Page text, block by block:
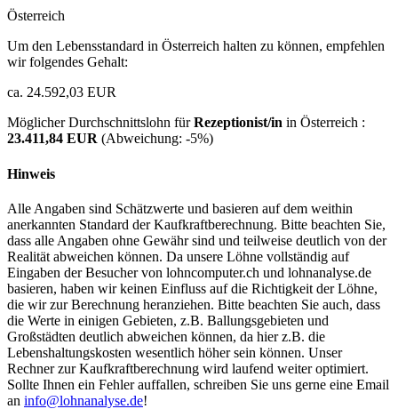
Österreich
Um den Lebensstandard in Österreich halten zu können, empfehlen
wir folgendes Gehalt:
ca. 24.592,03 EUR
Möglicher Durchschnittslohn fürRezeptionist/in in Österreich :
23.411,84 EUR (Abweichung: -5%)
Hinweis
Alle Angaben sind Schätzwerte und basieren auf dem weithin
anerkannten Standard der Kaufkraftberechnung. Bitte beachten Sie,
dass alle Angaben ohne Gewähr sind und teilweise deutlich von der
Realität abweichen können. Da unsere Löhne vollständig auf
Eingaben der Besucher von lohncomputer.ch und lohnanalyse.de
basieren, haben wir keinen Einfluss auf die Richtigkeit der Löhne,
die wir zur Berechnung heranziehen. Bitte beachten Sie auch, dass
die Werte in einigen Gebieten, z.B. Ballungsgebieten und
Großstädten deutlich abweichen können, da hier z.B. die
Lebenshaltungskosten wesentlich höher sein können. Unser
Rechner zur Kaufkraftberechnung wird laufend weiter optimiert.
Sollte Ihnen ein Fehler auffallen, schreiben Sie uns gerne eine Email
an info@lohnanalyse.de!